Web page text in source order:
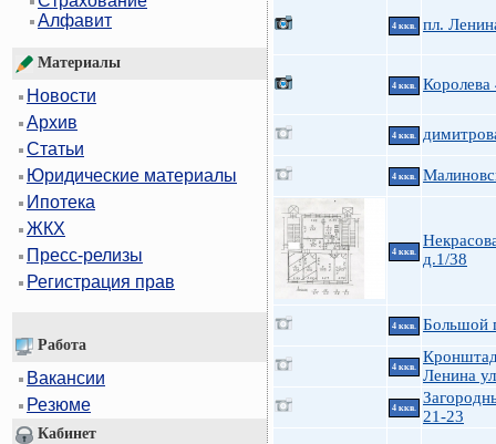
Алфавит
Материалы
Новости
Архив
Статьи
Юридические материалы
Ипотека
ЖКХ
Пресс-релизы
Регистрация прав
Работа
Вакансии
Резюме
Кабинет
4 ккв. пл.
4 ккв. Королева
4 ккв.
4 ккв.
4 ккв.
д.1/38
4 ккв. Большой
4 ккв.
Ленина
4 ккв.
21-23